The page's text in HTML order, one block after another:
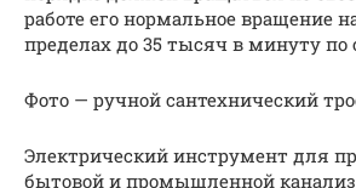
работе его нормальное вращение
пределах до 35 тысяч в минуту по
Фото — ручной сантехнический
Электрический инструмент для
бытовой и промышленной